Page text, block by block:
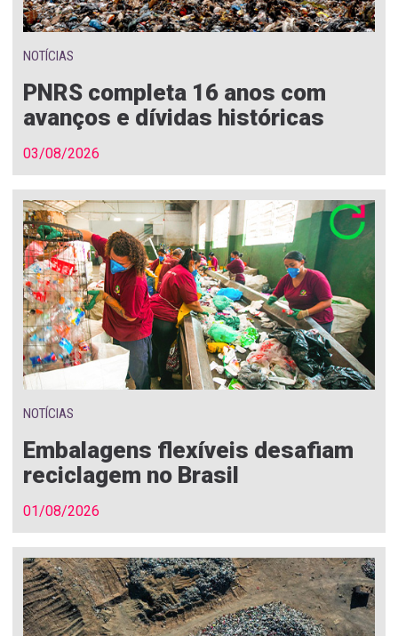
NOTÍCIAS
PNRS completa 16 anos com
avanços e dívidas históricas
03/08/2026
NOTÍCIAS
Embalagens flexíveis desafiam
reciclagem no Brasil
01/08/2026